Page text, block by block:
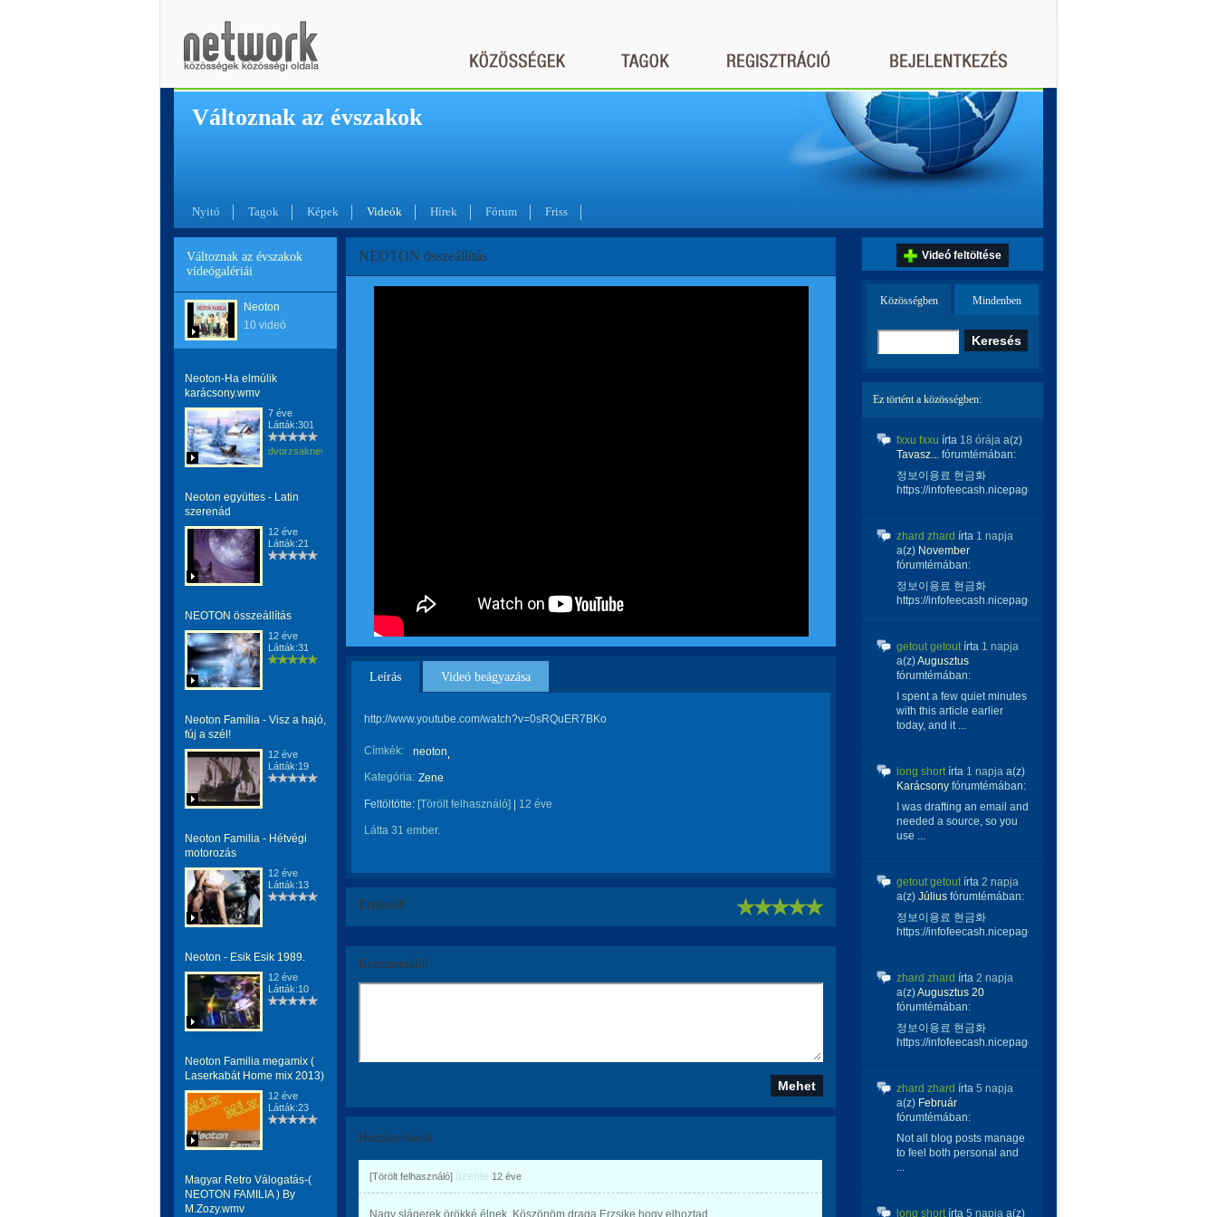
Változnak az évszakok
Nyitó Tagok Képek Videók Hírek Fórum Friss
Változnak az évszakok
videógalériái
Neoton
10 videó
Neoton-Ha elmúlik
karácsony.wmv
7 éve
Látták:301
dvorzsaknevargaerzsebet
Neoton együttes - Latin
szerenád
12 éve
Látták:21
NEOTON összeállítás
12 éve
Látták:31
Neoton Família - Visz a hajó,
fúj a szél!
12 éve
Látták:19
Neoton Familia - Hétvégi
motorozás
12 éve
Látták:13
Neoton - Esik Esik 1989.
12 éve
Látták:10
Neoton Familia megamix (
Laserkabát Home mix 2013)
12 éve
Látták:23
Magyar Retro Válogatás-(
NEOTON FAMILIA ) By
M.Zozy.wmv
NEOTON összeállítás
Leírás Videó beágyazása
http://www.youtube.com/watch?v=0sRQuER7BKo
Címkék:
neoton
Kategória: Zene
Feltöltötte: [Törölt felhasználó] 12 éve
Látta 31 ember.
Értékeld!
Kommentáld!
Hozzászólások
[Törölt felhasználó] üzente 12 éve
Nagy slágerek örökké élnek. Köszönöm draga Erzsike,hogy elhoztad.
Videó feltöltése
Közösségben Mindenben
Ez történt a közösségben:
fxxu fxxu írta 18 órája a(z)
Tavasz... fórumtémában:
정보이용료 현금화
https://infofeecash.nicepage...
zhard zhard írta 1 napja
a(z) November
fórumtémában:
정보이용료 현금화
https://infofeecash.nicepage...
getout getoutírta 1 napja
a(z)Augusztus
fórumtémában:
I spent a few quiet minutes
with this article earlier
today, and it ...
long shortírta 1 napja a(z)
Karácsony fórumtémában:
I was drafting an email and
needed a source, so you
use ...
getout getoutírta 2 napja
a(z) Július fórumtémában:
정보이용료 현금화
https://infofeecash.nicepage...
zhard zhard írta 2 napja
a(z)Augusztus 20
fórumtémában:
정보이용료 현금화
https://infofeecash.nicepage...
zhard zhard írta 5 napja
a(z) Február
fórumtémában:
Not all blog posts manage
to feel both personal and
...
long shortírta 5 napja a(z)